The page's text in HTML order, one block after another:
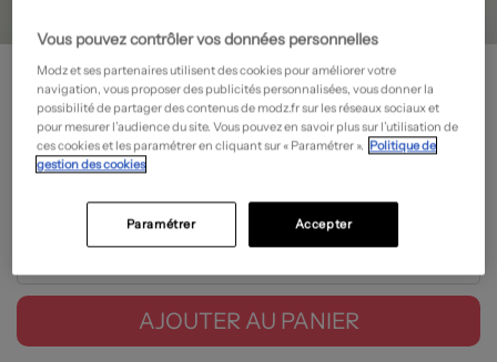
BLACKSTONE
Baskets - Fourrée - Outlet
80,00€
Prix boutique : 200,00€
Guide des tailles
AJOUTER AU PANIER
Vous pouvez contrôler vos données personnelles
Modz et ses partenaires utilisent des cookies pour améliorer votre
navigation, vous proposer des publicités personnalisées, vous donner la
possibilité de partager des contenus de modz.fr sur les réseaux sociaux et
pour mesurer l’audience du site. Vous pouvez en savoir plus sur l’utilisation de
ces cookies et les paramétrer en cliquant sur « Paramétrer ». Politique de
gestion des cookies
Accepter
Paramétrer